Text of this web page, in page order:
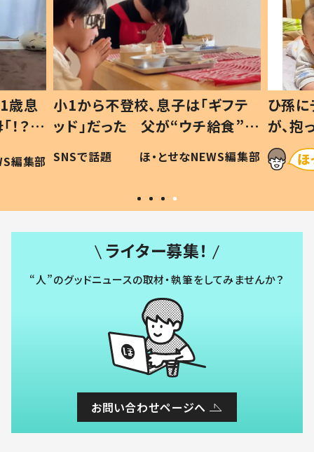
歳息
？」
編集部
小1から不登校、息子は「ギフテ
ッド」だった 父が“ウチ給食”を
作り続ける理由とは #令和の親
#令和の子
SNSで話題 ほ・とせなNEWS編集部
ひ孫
が、
「涙が
い」
ライター募集！
“人”のグッドニュースの取材・執筆をしてみませんか？
お問い合わせページへ